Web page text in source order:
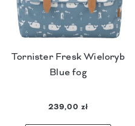
Tornister Fresk Wieloryb
Blue fog
239,00 zł